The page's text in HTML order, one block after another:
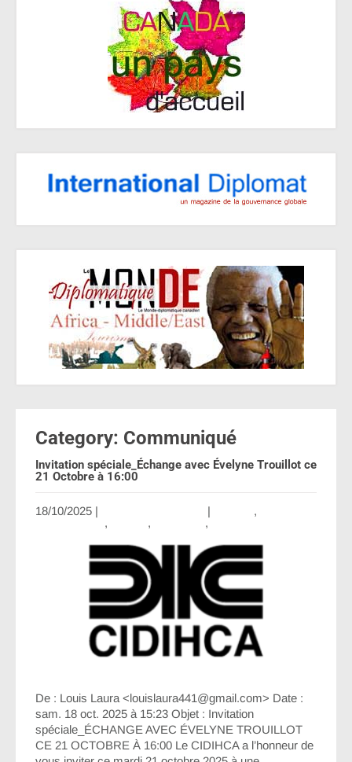
Category: Communiqué
Invitation spéciale_Échange avec Évelyne Trouillot ce
21 Octobre à 16:00
18/10/2025 | |
,
, , ,
De : Louis Laura <louislaura441@gmail.com> Date :
sam. 18 oct. 2025 à 15:23 Objet : Invitation
spéciale_ÉCHANGE AVEC ÉVELYNE TROUILLOT
CE 21 OCTOBRE À 16:00 Le CIDIHCA a l’honneur de